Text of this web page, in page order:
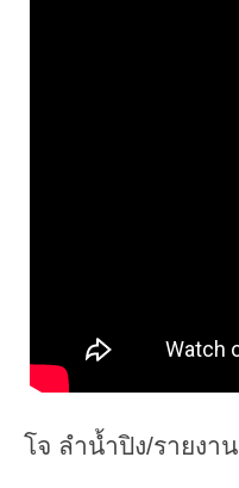
โจ ลำน้ำปิง/รายงาน